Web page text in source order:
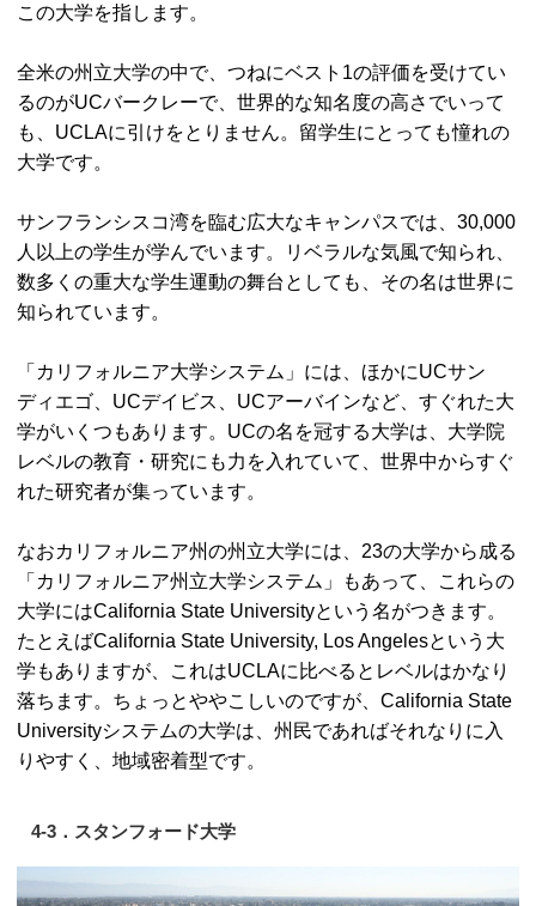
この大学を指します。
全米の州立大学の中で、つねにベスト1の評価を受けてい
るのがUCバークレーで、世界的な知名度の高さでいって
も、UCLAに引けをとりません。留学生にとっても憧れの
大学です。
サンフランシスコ湾を臨む広大なキャンパスでは、30,000
人以上の学生が学んでいます。リベラルな気風で知られ、
数多くの重大な学生運動の舞台としても、その名は世界に
知られています。
「カリフォルニア大学システム」には、ほかにUCサン
ディエゴ、UCデイビス、UCアーバインなど、すぐれた大
学がいくつもあります。UCの名を冠する大学は、大学院
レベルの教育・研究にも力を入れていて、世界中からすぐ
れた研究者が集っています。
なおカリフォルニア州の州立大学には、23の大学から成る
「カリフォルニア州立大学システム」もあって、これらの
大学にはCalifornia State Universityという名がつきます。
たとえばCalifornia State University, Los Angelesという大
学もありますが、これはUCLAに比べるとレベルはかなり
落ちます。ちょっとややこしいのですが、California State
Universityシステムの大学は、州民であればそれなりに入
りやすく、地域密着型です。
4-3．スタンフォード大学